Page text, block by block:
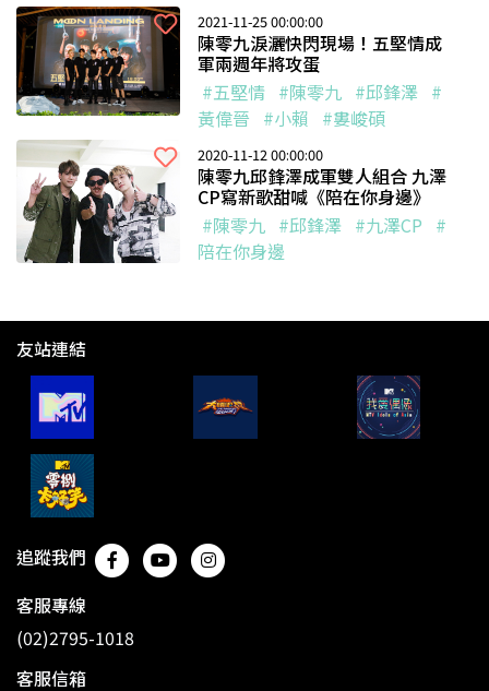
2021-11-25 00:00:00
陳零九淚灑快閃現場！五堅情成
軍兩週年將攻蛋
#五堅情 #陳零九 #邱鋒澤 #
黃偉晉 #小賴 #婁峻碩
2020-11-12 00:00:00
陳零九邱鋒澤成軍雙人組合 九澤
CP寫新歌甜喊《陪在你身邊》
#陳零九 #邱鋒澤 #九澤CP #
陪在你身邊
友站連結
追蹤我們
客服專線
(02)2795-1018
客服信箱